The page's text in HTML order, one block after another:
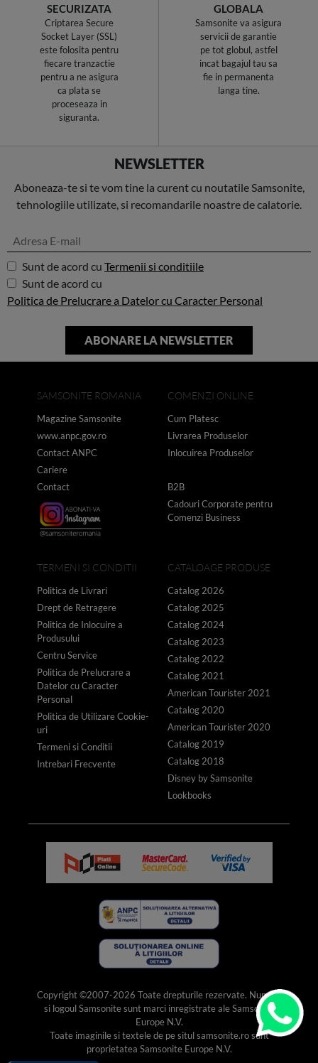
SECURIZATA
Criptarea Secure
Socket Layer (SSL)
este folosita pentru
fiecare tranzactie
pentru a ne asigura
ca plata se
proceseaza in
siguranta.
GLOBALA
Samsonite va asigura
servicii de garantie
pe tot globul, astfel
incat bagajul tau sa
fie in permanenta
langa tine.
NEWSLETTER
Aboneaza-te si te vom tine la curent cu noutatile Samsonite,
tehnologiile utilizate, si recomandarile noastre de calatorie.
Sunt de acord cu Termenii si conditiile
Sunt de acord cu
Politica de Prelucrare a Datelor cu Caracter Personal
SAMSONITE ROMANIA
Magazine Samsonite
www.anpc.gov.ro
Contact ANPC
Cariere
Contact
COMENZI ONLINE
Cum Platesc
Livrarea Produselor
Inlocuirea Produselor
B2B
Cadouri Corporate pentru
Comenzi Business
TERMENI SI CONDITII
Politica de Livrari
Drept de Retragere
Politica de Inlocuire a
Produsului
Centru Service
Politica de Prelucrare a
Datelor cu Caracter
Personal
Politica de Utilizare Cookie-
uri
Termeni si Conditii
Intrebari Frecvente
CATALOAGE PRODUSE
Catalog 2026
Catalog 2025
Catalog 2024
Catalog 2023
Catalog 2022
Catalog 2021
American Tourister 2021
Catalog 2020
American Tourister 2020
Catalog 2019
Catalog 2018
Disney by Samsonite
Lookbooks
Copyright ©2007-2026 Toate drepturile rezervate. Numele
si logoul Samsonite sunt marci inregistrate ale Samsonite
Europe N.V.
Toate imaginile si textele de pe situl samsonite.ro sunt
proprietatea Samsonite Europe N.V.